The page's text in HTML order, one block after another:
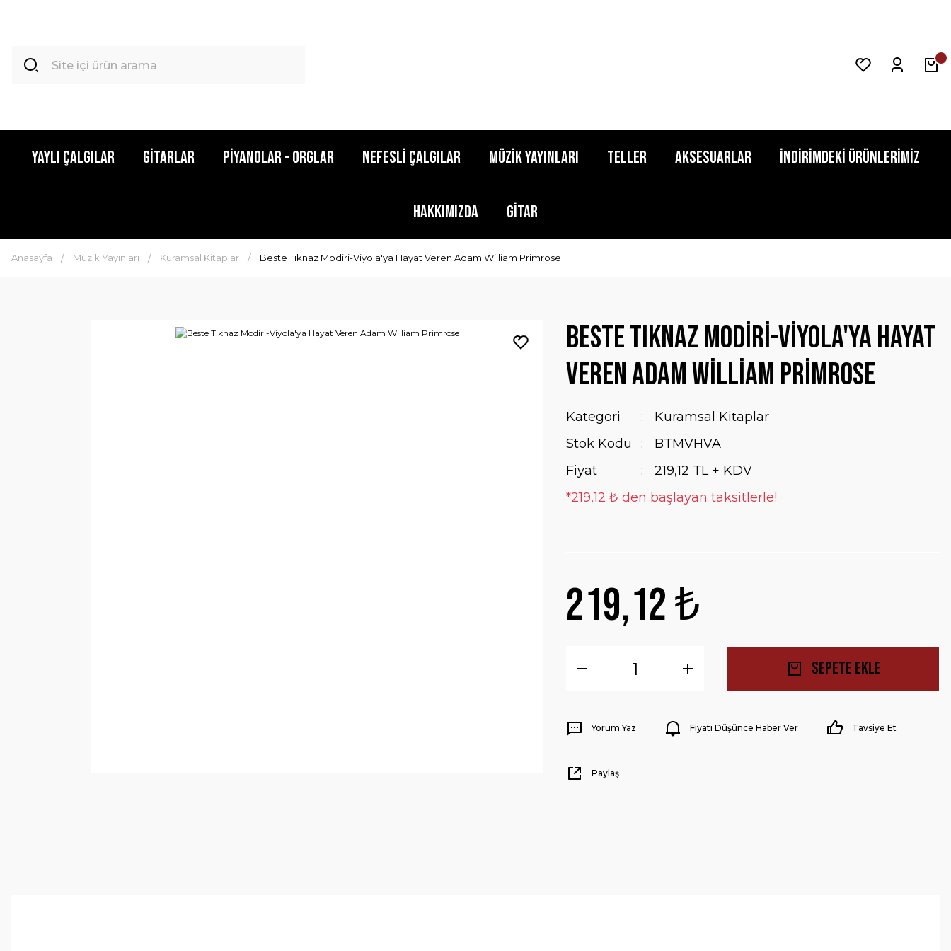
Yaylı Çalgılar Gitarlar Piyanolar - Orglar Nefesli Çalgılar Müzik Yayınları Teller Aksesuarlar İndirimdeki Ürünlerimiz
Hakkımızda Gitar
Anasayfa Müzik Yayınları Kuramsal Kitaplar Beste Tıknaz Modiri-Viyola'ya Hayat Veren Adam William Primrose
Beste Tıknaz Modiri-Viyola'ya Hayat
Veren Adam William Primrose
Kategori
Kuramsal Kitaplar
Stok Kodu
BTMVHVA
Fiyat
219,12 TL + KDV
*219,12 ₺ den başlayan taksitlerle!
219,12 ₺
Sepete Ekle
Yorum Yaz Fiyatı Düşünce Haber Ver Tavsiye Et
Paylaş